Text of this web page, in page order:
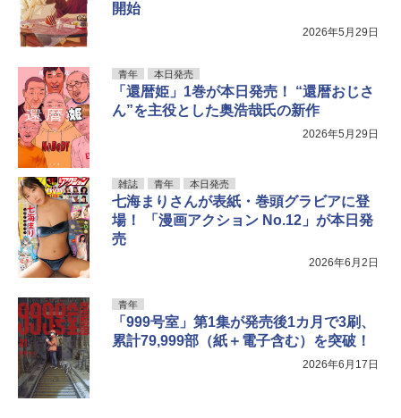
開始
2026年5月29日
青年 本日発売
「還暦姫」1巻が本日発売！ “還暦おじさ
ん”を主役とした奥浩哉氏の新作
2026年5月29日
雑誌 青年 本日発売
七海まりさんが表紙・巻頭グラビアに登
場！ 「漫画アクション No.12」が本日発
売
2026年6月2日
青年
「999号室」第1集が発売後1カ月で3刷、
累計79,999部（紙＋電子含む）を突破！
2026年6月17日